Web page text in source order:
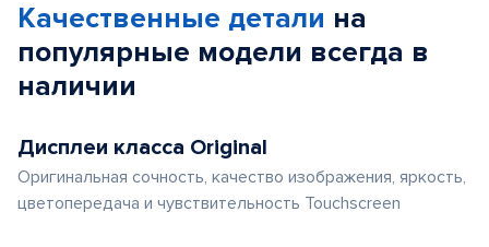
Качественные детали на
популярные модели всегда в
наличии
Дисплеи класса Original
Оригинальная сочность, качество изображения, яркость,
цветопередача и чувствительность Touchscreen